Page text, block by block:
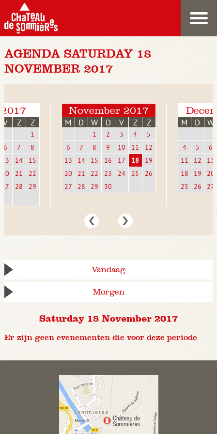
AGENDA SATURDAY 18
NOVEMBER 2017
V Z Z
1
6
7
8
13
14
15
20
21
22
27
28 29
November 2017
M D W D V Z Z
1 2 3 4
5
6
7 8 9 10 11
12
13
14 15 16 17 18
19
20
21 22 23 24 25
26
27
28 29 30
M D W
4 5
6
11
12
13
18
19
20
25
26 27
Vandaag
Morgen
Saturday 18 November 2017
Er zijn geen evenementen die voor deze periode